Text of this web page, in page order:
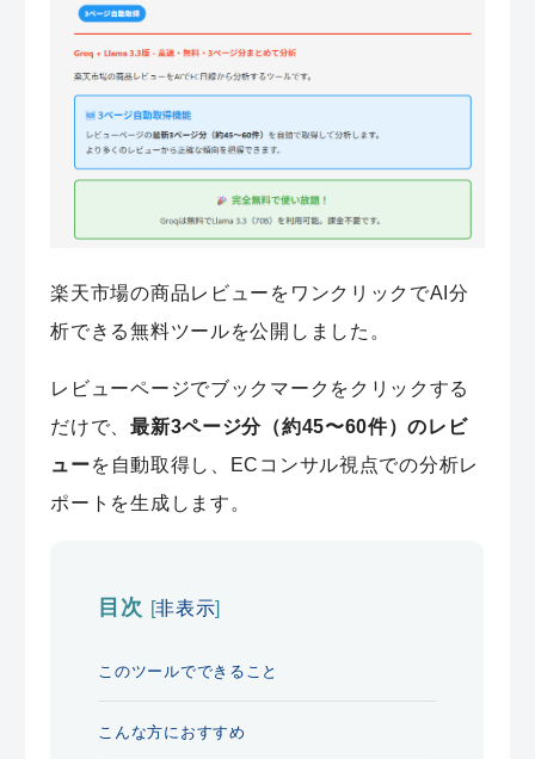
楽天市場の商品レビューをワンクリックでAI分
析できる無料ツールを公開しました。
レビューページでブックマークをクリックする
だけで、最新3ページ分（約45〜60件）のレビ
ューを自動取得し、ECコンサル視点での分析レ
ポートを生成します。
目次 [非表示]
このツールでできること
こんな方におすすめ